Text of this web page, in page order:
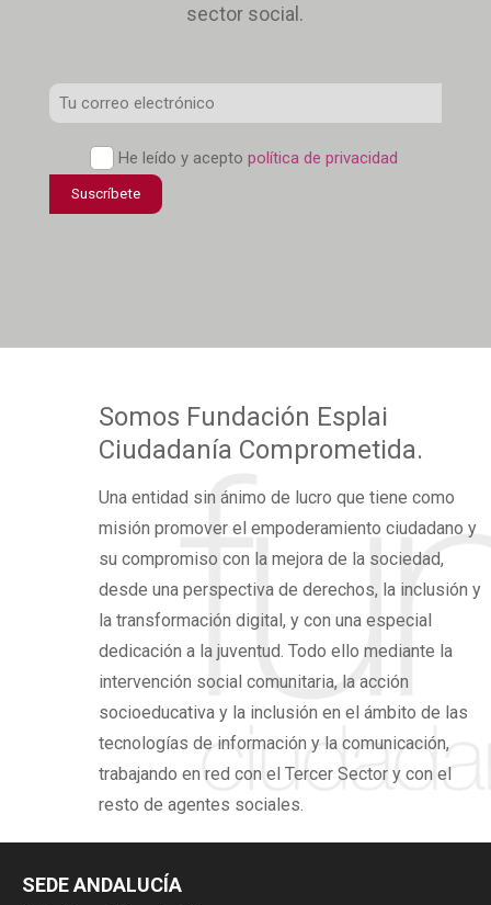
sector social.
Correo
Política
confidencialidad
He leído y aceptopolítica de privacidad
Suscríbete
Somos Fundación Esplai
Ciudadanía Comprometida.
Una entidad sin ánimo de lucro que tiene como
misión promover el empoderamiento ciudadano y
su compromiso con la mejora de la sociedad,
desde una perspectiva de derechos, la inclusión y
la transformación digital, y con una especial
dedicación a la juventud. Todo ello mediante la
intervención social comunitaria, la acción
socioeducativa y la inclusión en el ámbito de las
tecnologías de información y la comunicación,
trabajando en red con el Tercer Sector y con el
resto de agentes sociales.
SEDE ANDALUCÍA